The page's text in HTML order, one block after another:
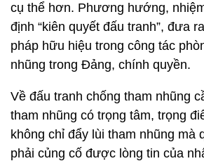
cụ thể hơn. Phương hướng,
định “kiên quyết đấu tranh”, đưa
pháp hữu hiệu trong công tác
nhũng trong Đảng, chính quyền.
Về đấu tranh chống tham nhũng
tham nhũng có trọng tâm, trọng
không chỉ đẩy lùi tham nhũng mà
phải củng cố được lòng tin của